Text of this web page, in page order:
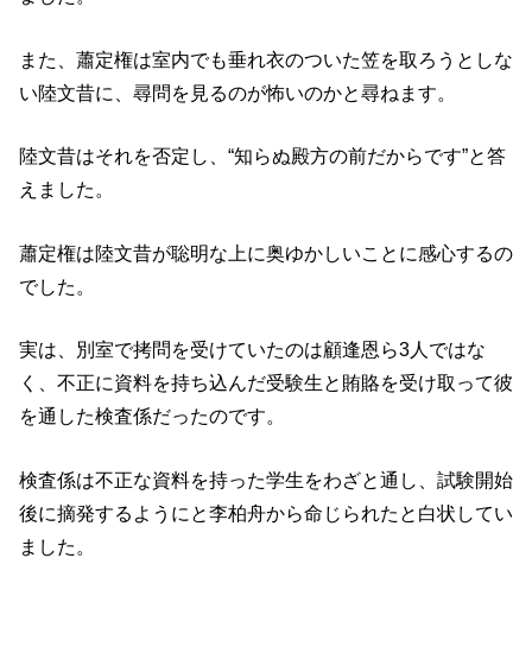
また、蕭定権は室内でも垂れ衣のついた笠を取ろうとしな
い陸文昔に、尋問を見るのが怖いのかと尋ねます。
陸文昔はそれを否定し、“知らぬ殿方の前だからです”と答
えました。
蕭定権は陸文昔が聡明な上に奥ゆかしいことに感心するの
でした。
実は、別室で拷問を受けていたのは顧逢恩ら3人ではな
く、不正に資料を持ち込んだ受験生と賄賂を受け取って彼
を通した検査係だったのです。
検査係は不正な資料を持った学生をわざと通し、試験開始
後に摘発するようにと李柏舟から命じられたと白状してい
ました。